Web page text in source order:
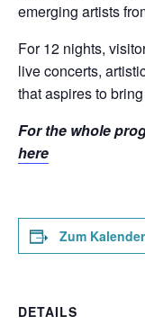
emerging artists
For 12 nights,
live concerts,
that aspires to
For the whole
here
Zum
DETAILS